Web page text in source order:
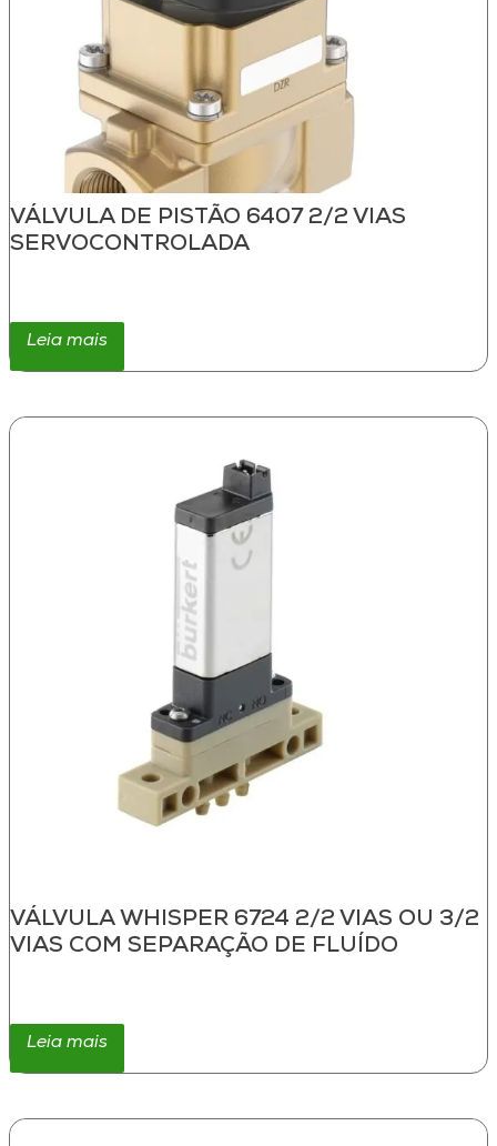
VÁLVULA DE PISTÃO 6407 2/2 VIAS
SERVOCONTROLADA
Leia mais
VÁLVULA WHISPER 6724 2/2 VIAS OU 3/2
VIAS COM SEPARAÇÃO DE FLUÍDO
Leia mais